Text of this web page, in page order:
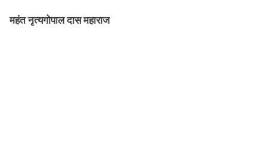
महंत नृत्यगोपाल दास महाराज